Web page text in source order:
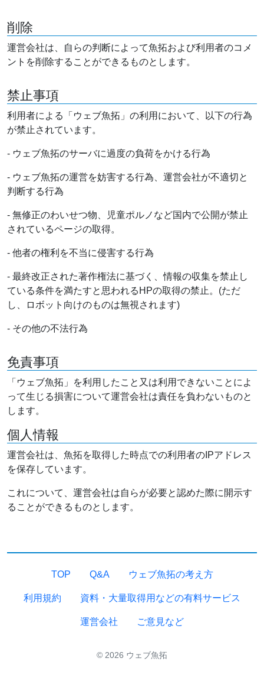
削除
運営会社は、自らの判断によって魚拓および利用者のコメ
ントを削除することができるものとします。
禁止事項
利用者による「ウェブ魚拓」の利用において、以下の行為
が禁止されています。
- ウェブ魚拓のサーバに過度の負荷をかける行為
- ウェブ魚拓の運営を妨害する行為、運営会社が不適切と
判断する行為
- 無修正のわいせつ物、児童ポルノなど国内で公開が禁止
されているページの取得。
- 他者の権利を不当に侵害する行為
- 最終改正された著作権法に基づく、情報の収集を禁止し
ている条件を満たすと思われるHPの取得の禁止。(ただ
し、ロボット向けのものは無視されます)
- その他の不法行為
免責事項
「ウェブ魚拓」を利用したこと又は利用できないことによ
って生じる損害について運営会社は責任を負わないものと
します。
個人情報
運営会社は、魚拓を取得した時点での利用者のIPアドレス
を保存しています。
これについて、運営会社は自らが必要と認めた際に開示す
ることができるものとします。
TOP Q&A ウェブ魚拓の考え方
利用規約 資料・大量取得用などの有料サービス
運営会社 ご意見など
© 2026 ウェブ魚拓